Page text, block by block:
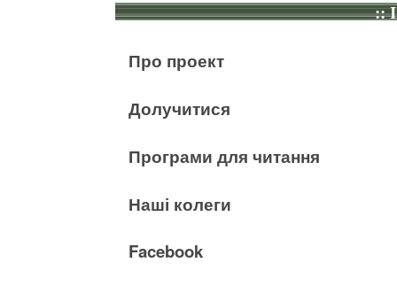
::
Про проект
Долучитися
Програми для читання
Наші колеги
Facebook